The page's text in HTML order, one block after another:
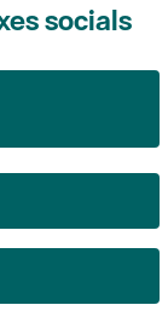
socials